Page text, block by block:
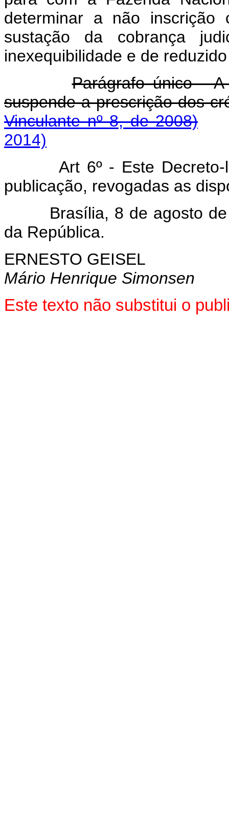
determinar a não
sustação da cobrança
inexequibilidade e de
Parágrafo único -
suspende a prescrição dos
Vinculante nº 8, de 2008)
2014)
Art 6º - Este
publicação, revogadas as
Brasília, 8 de agosto de
da República.
ERNESTO GEISEL
Mário Henrique Simonsen
Este texto não substitui o